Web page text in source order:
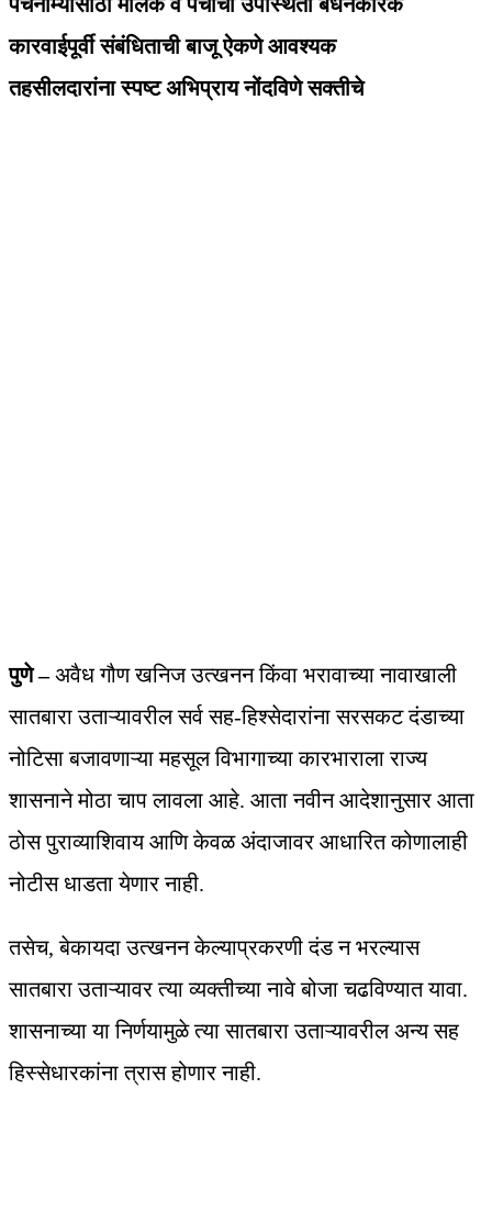
कारवाईपूर्वी संबंधिताची बाजू ऐकणे आवश्यक
तहसीलदारांना स्पष्ट अभिप्राय नोंदविणे सक्तीचे
पुणे –अवैध गौण खनिज उत्खनन किंवा भरावाच्या नावाखाली
सातबारा उताऱ्यावरील सर्व सह-हिश्सेदारांना सरसकट दंडाच्या
नोटिसा बजावणाऱ्या महसूल विभागाच्या कारभाराला राज्य
शासनाने मोठा चाप लावला आहे. आता नवीन आदेशानुसार आता
ठोस पुराव्याशिवाय आणि केवळ अंदाजावर आधारित कोणालाही
नोटीस धाडता येणार नाही.
तसेच, बेकायदा उत्खनन केल्याप्रकरणी दंड न भरल्यास
सातबारा उताऱ्यावर त्या व्यक्तीच्या नावे बोजा चढविण्यात यावा.
शासनाच्या या निर्णयामुळे त्या सातबारा उताऱ्यावरील अन्य सह
हिस्सेधारकांना त्रास होणार नाही.